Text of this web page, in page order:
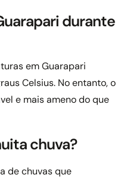
durante
em Guarapari
Celsius. No entanto, o
e mais ameno do que
chuva?
de chuvas que